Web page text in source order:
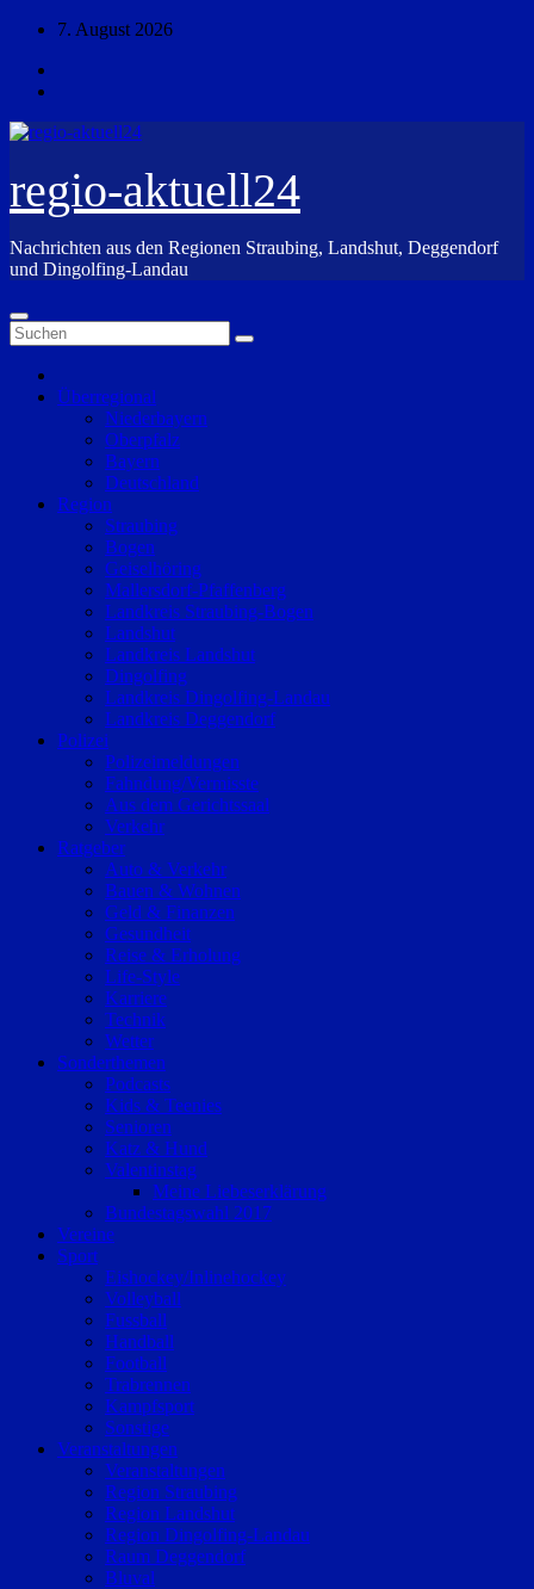
Zum
springen
7. August 2026
regio-aktuell24
Nachrichten aus den Regionen Straubing, Landshut, Deggendorf
und Dingolfing-Landau
Überregional
Niederbayern
Oberpfalz
Bayern
Deutschland
Region
Straubing
Bogen
Geiselhöring
Mallersdorf-Pfaffenberg
Landkreis Straubing-Bogen
Landshut
Landkreis Landshut
Dingolfing
Landkreis Dingolfing-Landau
Landkreis Deggendorf
Polizei
Polizeimeldungen
Fahndung/Vermisste
Aus dem Gerichtssaal
Verkehr
Ratgeber
Auto & Verkehr
Bauen & Wohnen
Geld & Finanzen
Gesundheit
Reise & Erholung
Life-Style
Karriere
Technik
Wetter
Sonderthemen
Podcasts
Kids & Teenies
Senioren
Katz & Hund
Valentinstag
Meine Liebeserklärung
Bundestagswahl 2017
Vereine
Sport
Eishockey/Inlinehockey
Volleyball
Fussball
Handball
Football
Trabrennen
Kampfsport
Sonstige
Veranstaltungen
Veranstaltungen
Region Straubing
Region Landshut
Region Dingolfing-Landau
Raum Deggendorf
Bluval